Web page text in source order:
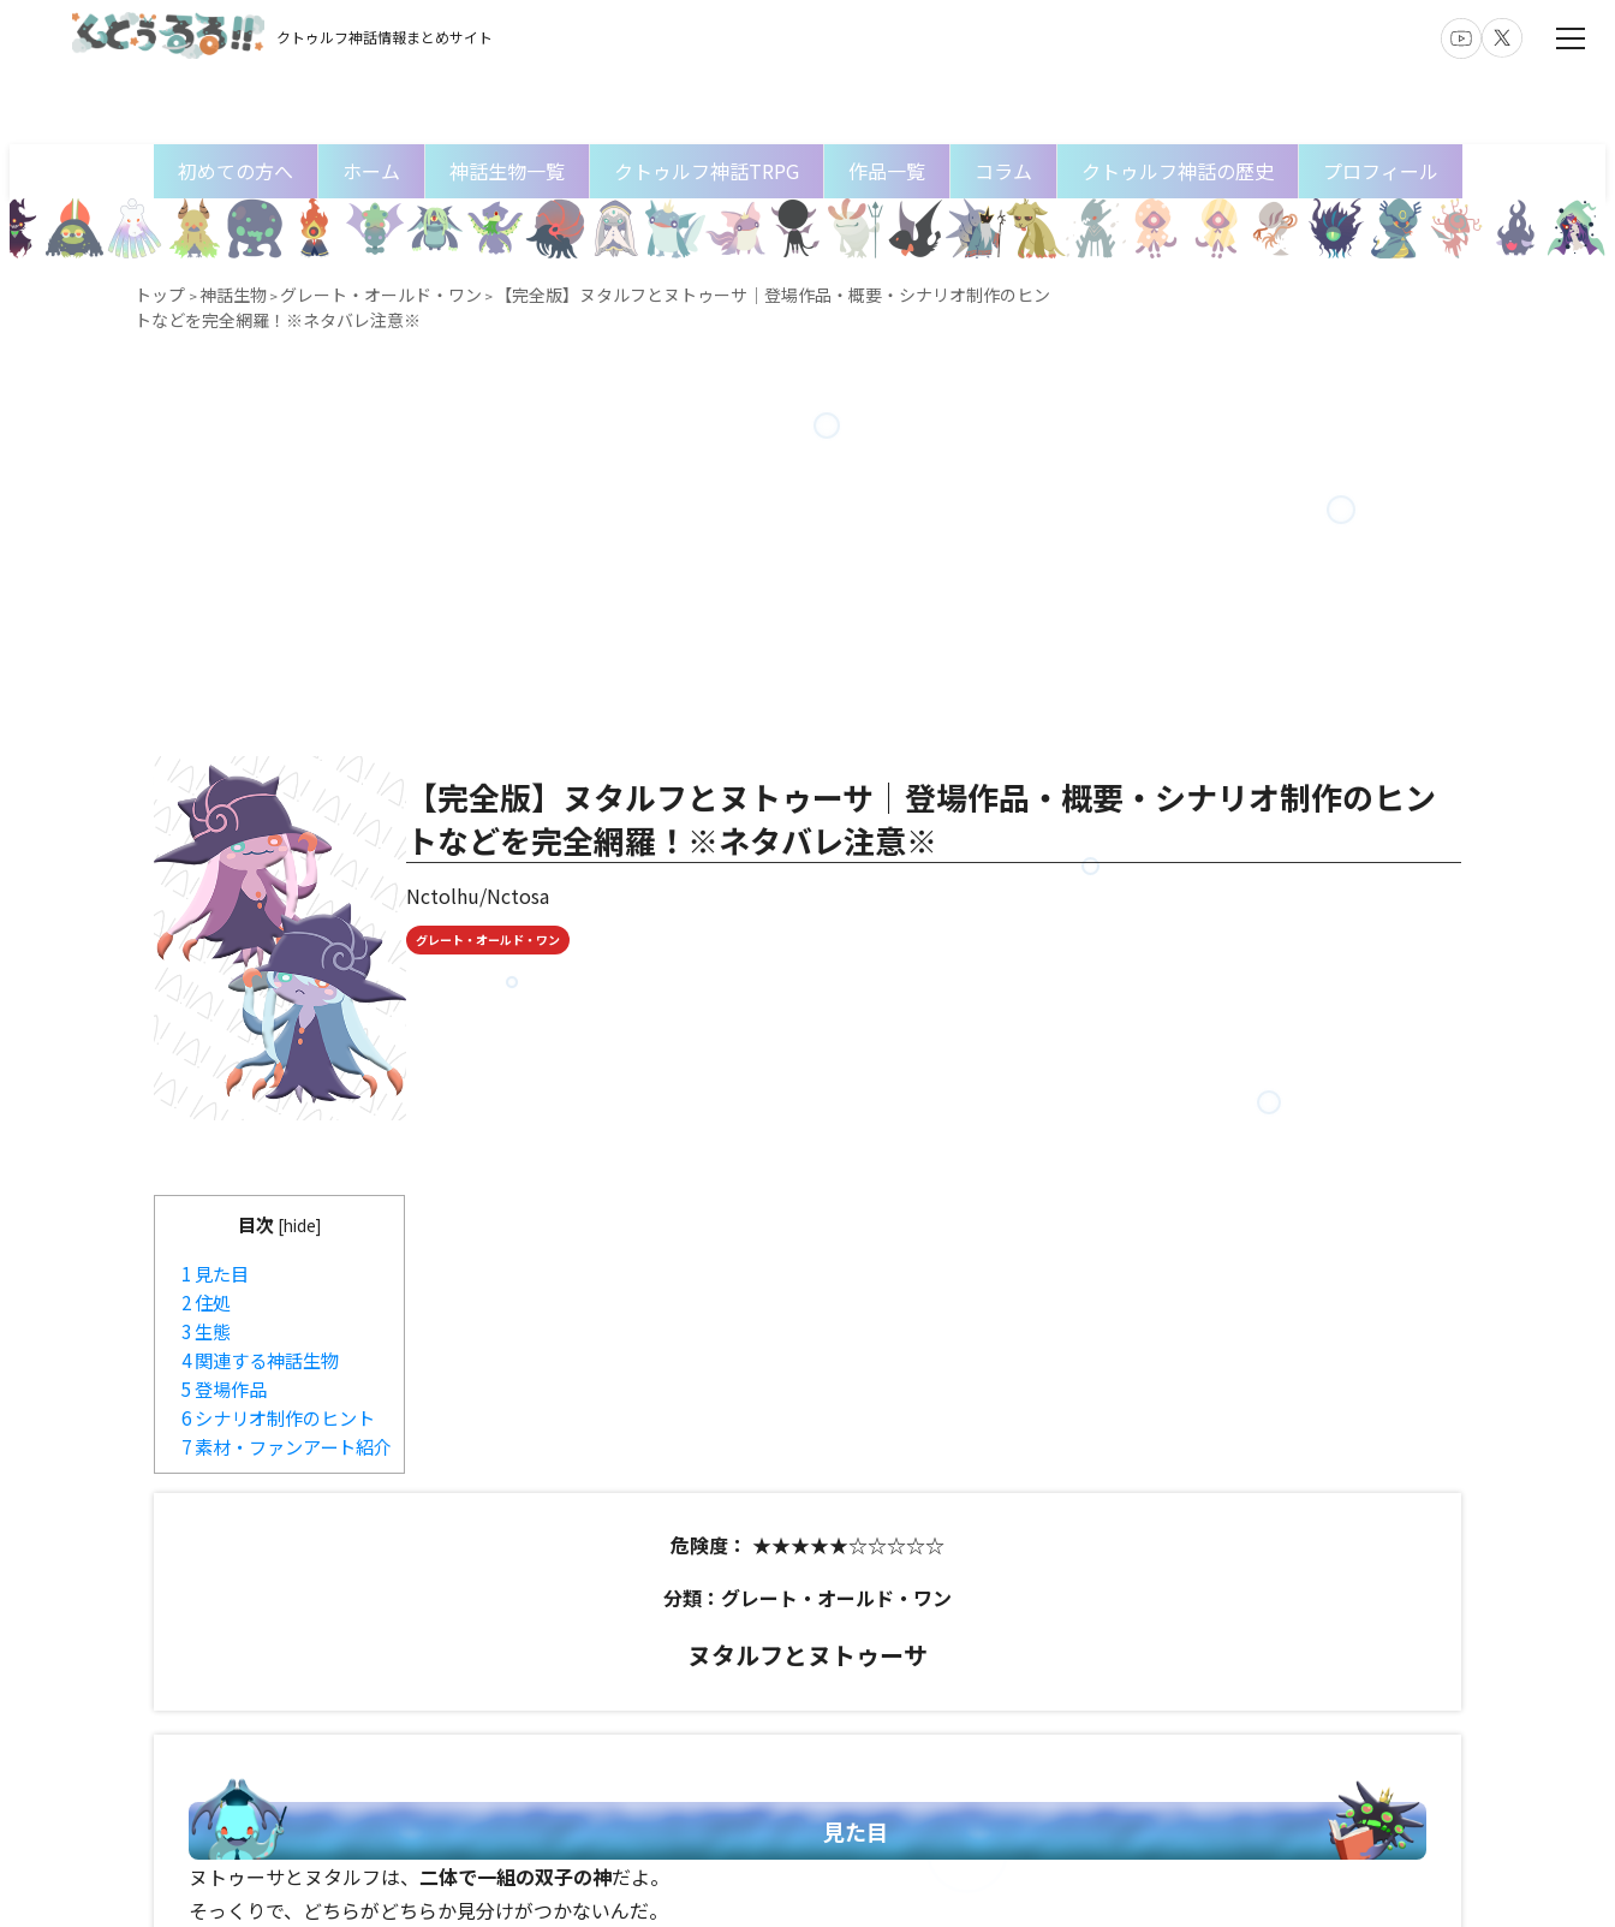
クトゥルフ神話情報まとめサイト
初めての方へ ホーム 神話生物一覧 クトゥルフ神話TRPG 作品一覧 コラム クトゥルフ神話の歴史 プロフィール
トップ >神話生物>グレート・オールド・ワン >
【完全版】ヌタルフとヌトゥーサ│登場作品・概要・シナリオ制作のヒン
トなどを完全網羅！※ネタバレ注意※
【完全版】ヌタルフとヌトゥーサ│登場作品・概要・シナリオ制作のヒン
トなどを完全網羅！※ネタバレ注意※
Nctolhu/Nctosa
グレート・オールド・ワン
目次 [hide]
1 見た目
2住処
3 生態
4関連する神話生物
5登場作品
6シナリオ制作のヒント
7素材・ファンアート紹介
危険度： ★★★★★☆☆☆☆☆
分類：グレート・オールド・ワン
ヌタルフとヌトゥーサ
見た目
ヌトゥーサとヌタルフは、 二体で一組の双子の神だよ。
そっくりで、どちらがどちらか見分けがつかないんだ。